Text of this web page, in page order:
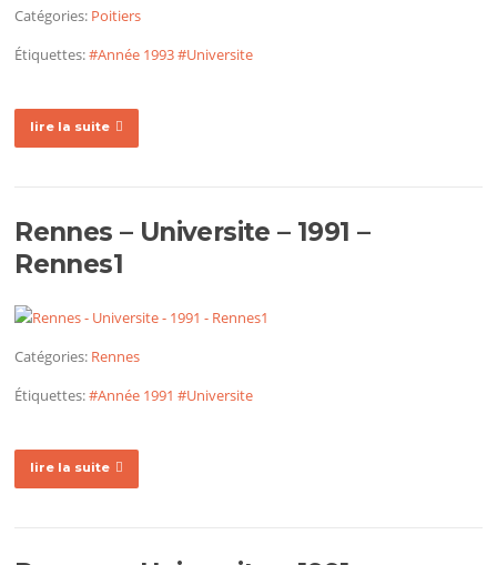
Catégories: Poitiers
Étiquettes:#Année 1993#Universite
lire la suite
Rennes – Universite – 1991 –
Rennes1
Catégories: Rennes
Étiquettes:#Année 1991 #Universite
lire la suite